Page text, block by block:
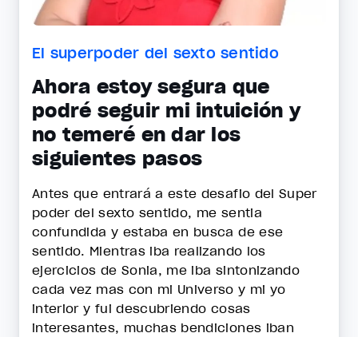
El superpoder del sexto sentido
Ahora estoy segura que
podré seguir mi intuición y
no temeré en dar los
siguientes pasos
Antes que entrará a este desafio del Super
poder del sexto sentido, me sentia
confundida y estaba en busca de ese
sentido. Mientras iba realizando los
ejercicios de Sonia, me iba sintonizando
cada vez mas con mi Universo y mi yo
interior y fui descubriendo cosas
interesantes, muchas bendiciones iban